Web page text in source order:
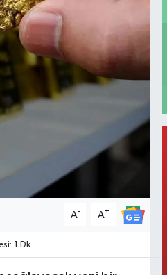
A- A+
1 Dk